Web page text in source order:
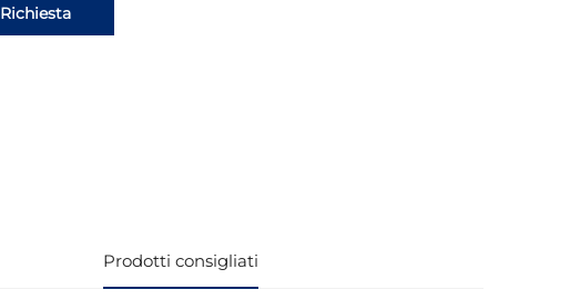
Richiesta
Prodotti consigliati